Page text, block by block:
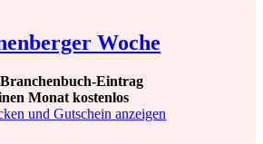
Woche
Eintrag
Monat kostenlos
und Gutschein anzeigen